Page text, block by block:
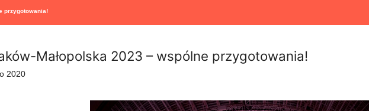
przygotowania!
Małopolska 2023 – wspólne przygotowania!
2020